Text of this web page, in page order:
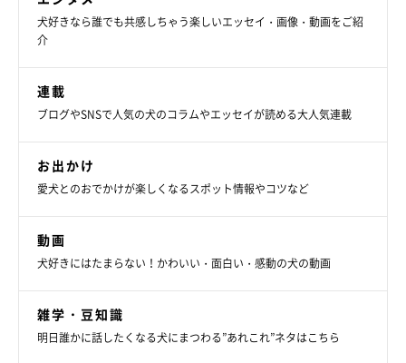
犬好きなら誰でも共感しちゃう楽しいエッセイ・画像・動画をご紹
介
連載
ブログやSNSで人気の犬のコラムやエッセイが読める大人気連載
お出かけ
愛犬とのおでかけが楽しくなるスポット情報やコツなど
動画
犬好きにはたまらない！かわいい・面白い・感動の犬の動画
雑学・豆知識
明日誰かに話したくなる犬にまつわる”あれこれ”ネタはこちら